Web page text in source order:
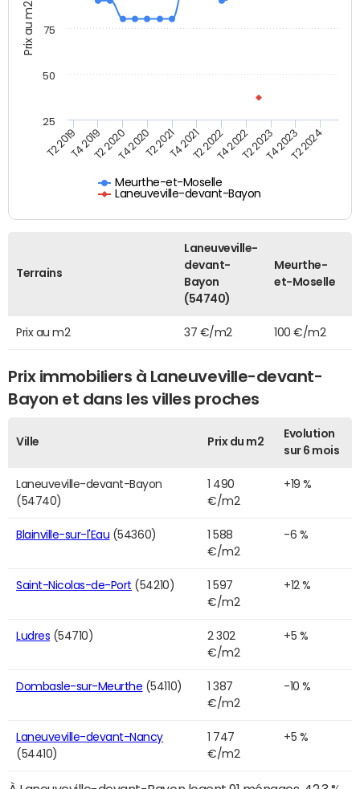
Prix au m2
Meurthe-et-Moselle
Laneuveville-devant-Bayon
T2 2019T4 2019T2 2020T4 2020T2 2021T4 2021T2 2022T4 2022T2 2023T4 2023T2 2024
25
50
75
Terrains
Laneuveville-
devant-
Bayon
(54740)
Meurthe-
et-Moselle
Prix au m2 37 €/m2 100 €/m2
Prix immobiliers à Laneuveville-devant-
Bayon et dans les villes proches
Ville Prix du m2
Evolution
sur 6 mois
Laneuveville-devant-Bayon
(54740)
1 490
€/m2
+19 %
Blainville-sur-l'Eau (54360)
1 588
€/m2
-6 %
Saint-Nicolas-de-Port (54210)
1 597
€/m2
+12 %
Ludres (54710)
2 302
€/m2
+5 %
Dombasle-sur-Meurthe (54110)
1 387
€/m2
-10 %
Laneuveville-devant-Nancy
(54410)
1 747
€/m2
+5 %